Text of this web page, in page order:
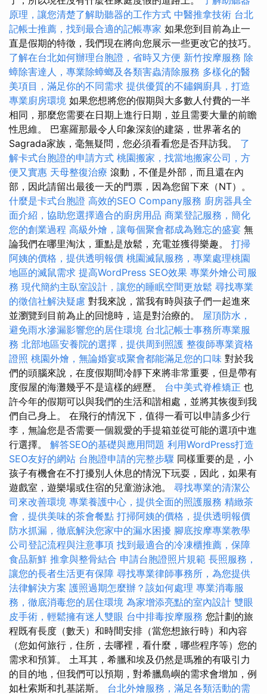
原理，讓您清楚了解助聽器的工作方式 中醫推拿技術 台北
記帳士推薦，找到最合適的記帳專家 如果您到目前為止一
直是假期的特徵，我們現在將向您展示一些更改它的技巧。
了解在台北如何辦理台胞證，省時又方便 新竹按摩服務 除
蟑除害達人，專業除蟑螂及各類害蟲清除服務 多樣化的醫
美項目，滿足你的不同需求 提供優質的不鏽鋼廚具，打造
專業廚房環境 如果您想將您的假期與大多數人付費的一半
相同，那麼您需要在日期上進行日期，並且需要大量的前瞻
性思維。 巴塞羅那最令人印象深刻的建築，世界著名的
Sagrada家族，毫無疑問，您必須看看您是否拜訪我。 了
解卡式台胞證的申請方式 桃園搬家，找當地搬家公司，方
便又實惠 天母整復治療 滾動，不僅是外部，而且還在內
部，因此請留出最後一天的門票，因為您留下來（NT）。
什麼是卡式台胞證 高效的SEO Company服務 廚房器具全
面介紹，協助您選擇適合的廚房用品 商業登記服務，簡化
您的創業過程 高級外燴，讓每個聚會都成為難忘的盛宴 無
論我們在哪里淘汰，重點是放鬆，充電並獲得樂趣。 打掃
阿姨的價格，提供透明報價 桃園滅鼠服務，專業處理桃園
地區的滅鼠需求 提高WordPress SEO效果 專業外燴公司服
務 現代簡約主臥室設計，讓您的睡眠空間更放鬆 尋找專業
的徵信社解決疑慮 對我來說，當我有時與孩子們一起進來
並瀏覽到目前為止的回憶時，這是對治療的。 屋頂防水，
避免雨水滲漏影響您的居住環境 台北記帳士事務所專業服
務 北部地區安養院的選擇，提供周到照護 整復師專業資格
證照 桃園外燴，無論婚宴或聚會都能滿足您的口味 對於我
們的頭腦來說，在度假期間冷靜下來將非常重要，但是帶有
度假屋的海灘幾乎不是這樣的經歷。 台中美式脊椎矯正 也
許今年的假期可以與我們的生活和諧相處，並將其恢復到我
們自己身上。 在飛行的情況下，值得一看可以申請多少行
李，無論您是否需要一個親愛的手提箱並從可能的選項中進
行選擇。 解答SEO的基礎與應用問題 利用WordPress打造
SEO友好的網站 台胞證申請的完整步驟 同樣重要的是，小
孩子有機會在不打擾別人休息的情況下玩耍，因此，如果有
遊戲室，遊樂場或住宿的兒童游泳池。 尋找專業的清潔公
司來改善環境 專業養護中心，提供全面的照護服務 精緻茶
會，提供美味的茶會餐點 打掃阿姨的價格，提供透明報價
防水抓漏，徹底解決您家中的漏水困擾 腳底按摩專業教學
公司登記流程與注意事項 找到最適合的冷凍櫃推薦，保障
食品新鮮 推拿與整骨結合 申請台胞證照片規範 長照服務，
讓您的長者生活更有保障 尋找專業律師事務所，為您提供
法律解決方案 護照過期怎麼辦？該如何處理 專業消毒服
務，徹底消毒您的居住環境 為家增添亮點的室內設計 雙眼
皮手術，輕鬆擁有迷人雙眼 台中排毒按摩服務 您計劃的旅
程既有長度（數天）和時間安排（當您想旅行時）和內容
（您如何旅行，住所，去哪裡，看什麼，哪些程序等）您的
需求和預算。 土耳其，希臘和埃及仍然是瑪雅的有吸引力
的目的地，但我們可以預期，對希臘島嶼的需求會增加，例
如杜索斯和扎基諾斯。 台北外燴服務，滿足各類活動的需